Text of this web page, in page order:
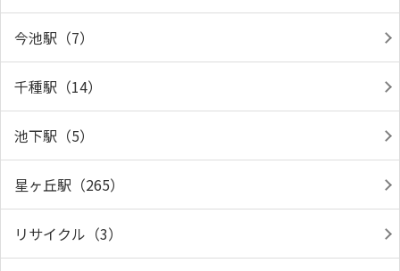
今池駅（7）
千種駅（14）
池下駅（5）
星ヶ丘駅（265）
リサイクル（3）